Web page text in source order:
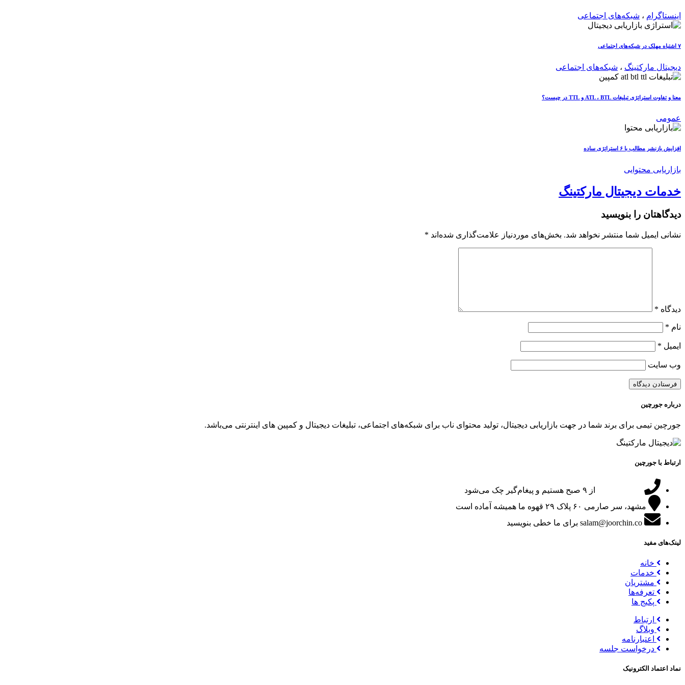
اینستاگرام ، شبکه‌های اجتماعی
۷ اشتباه مهلک در شبکه‌های اجتماعی
دیجیتال مارکتینگ ، شبکه‌های اجتماعی
معنا و تفاوت استراتژی تبلیغات ATL ، BTL و TTL در چیست؟
عمومی
افزایش بازنشر مطالب با ۶ استراتژی ساده
بازاریابی محتوایی
خدمات دیجیتال مارکتینگ
دیدگاهتان را بنویسید
نشانی ایمیل شما منتشر نخواهد شد. بخش‌های موردنیاز علامت‌گذاری شده‌اند *
دیدگاه *
نام *
ایمیل *
وب‌ سایت
درباره جورچین
جورچین تیمی برای برند شما در جهت بازاریابی دیجیتال، تولید محتوای ناب برای شبکه‌های اجتماعی، تبلیغات دیجیتال و کمپین های اینترنتی می‌باشد.
ارتباط با جورچین
از ۹ صبح هستیم و پیغام‌گیر چک می‌شود
مشهد، سر صارمی ۶۰ پلاک ۲۹
قهوه ما همیشه آماده است
salam@joorchin.co برای ما خطی بنویسید
لینک‌های مفید
خانه
خدمات
مشتریان
تعرفه‌ها
پکیج ها
ارتباط
وبلاگ
اعتبارنامه
درخواست جلسه
نماد اعتماد الکترونیک